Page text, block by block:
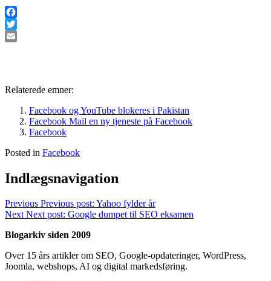
Facebook
Twitter
Relaterede emner:
Facebook og YouTube blokeres i Pakistan
Facebook Mail en ny tjeneste på Facebook
Facebook
Posted in Facebook
Indlægsnavigation
Previous Previous post: Yahoo fylder år
Next Next post: Google dumpet til SEO eksamen
Blogarkiv siden 2009
Over 15 års artikler om SEO, Google-opdateringer, WordPress,
Joomla, webshops, AI og digital markedsføring.